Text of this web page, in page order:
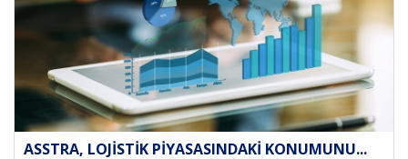
ASSTRA, LOJISTIK PIYASASINDAKI KONUMUNU...